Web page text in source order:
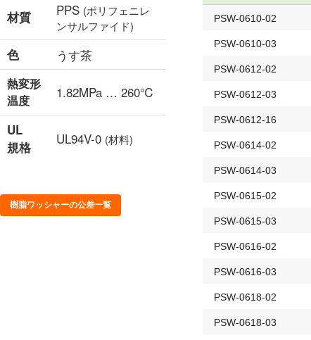
材質 PPS (ポリフェニレ
ンサルファイド)
色 うす茶
熱変形
温度
1.82MPa … 260℃
UL
規格
UL94V-0 (材料)
樹脂ワッシャーの公差一覧
PSW-0610-02
PSW-0610-03
PSW-0612-02
PSW-0612-03
PSW-0612-16
PSW-0614-02
PSW-0614-03
PSW-0615-02
PSW-0615-03
PSW-0616-02
PSW-0616-03
PSW-0618-02
PSW-0618-03